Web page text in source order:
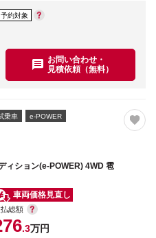
約対象
お問い合わせ・
見積依頼（無料）
乗車 e-POWER
ィション(e-POWER) 4WD 雹
車両価格見直し
総額
.3万円